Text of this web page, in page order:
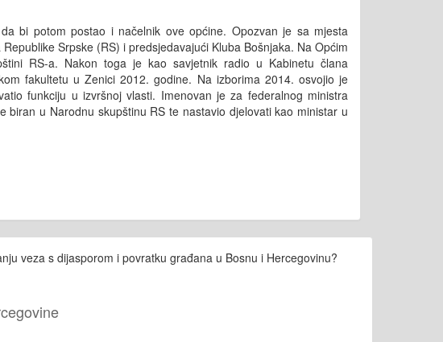
bi potom postao i načelnik ove općine. Opozvan je sa mjesta
Srpske (RS) i predsjedavajući Kluba Bošnjaka. Na Općim
RS-a. Nakon toga je kao savjetnik radio u Kabinetu člana
fakultetu u Zenici 2012. godine. Na izborima 2014. osvojio je
funkciju u izvršnoj vlasti. Imenovan je za federalnog ministra
u Narodnu skupštinu RS te nastavio djelovati kao ministar u
veza s dijasporom i povratku građana u Bosnu i Hercegovinu?